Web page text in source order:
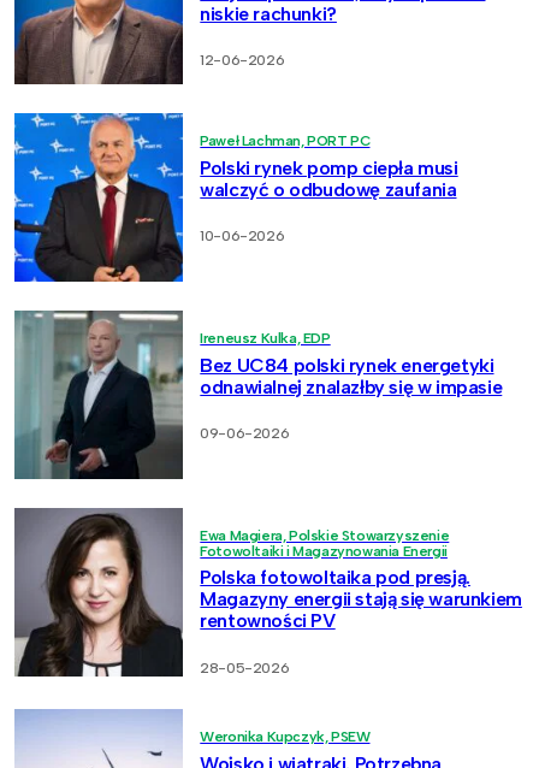
niskie rachunki?
12-06-2026
Paweł Lachman, PORT PC
Polski rynek pomp ciepła musi
walczyć o odbudowę zaufania
10-06-2026
Ireneusz Kulka, EDP
Bez UC84 polski rynek energetyki
odnawialnej znalazłby się w impasie
09-06-2026
Ewa Magiera, Polskie Stowarzyszenie
Fotowoltaiki i Magazynowania Energii
Polska fotowoltaika pod presją.
Magazyny energii stają się warunkiem
rentowności PV
28-05-2026
Weronika Kupczyk, PSEW